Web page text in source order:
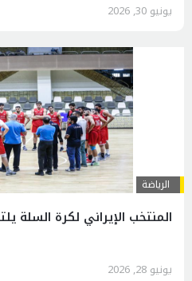
يونيو 30, 2026
الرياضة
المنتخب الإيراني لكرة السلة
يونيو 28, 2026